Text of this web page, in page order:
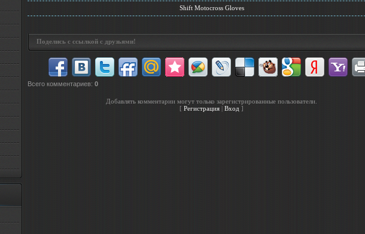
Shift Motocross Gloves
Поделись с ссылкой с друзьями!
Всего комментариев: 0
Добавлять комментарии могут только зарегистрированные пользователи.
[ Регистрация Вход ]